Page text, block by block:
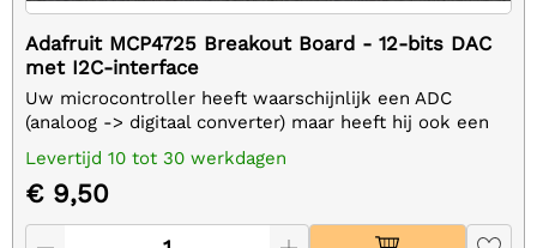
Adafruit MCP4725 Breakout Board - 12-bits DAC
met I2C-interface
Uw microcontroller heeft waarschijnlijk een ADC
(analoog -> digitaal converter) maar heeft hij ook een
DAC (digitaal -> analoog converter)? Nu kan het! Dit
breakout-bord is voorzien van de gebruiksvriendelijke
MCP4725 12-bits DAC.
Levertijd 10 tot 30 werkdagen
€ 9,50